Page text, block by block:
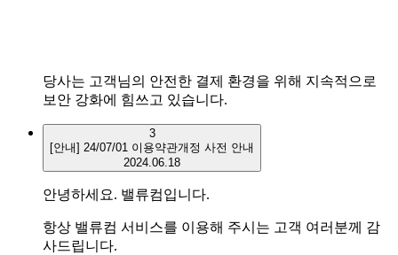
당사는 고객님의 안전한 결제 환경을 위해 지속적으로
보안 강화에 힘쓰고 있습니다.
3
​[안내] 24/07/01 이용약관개정 사전 안내
2024.06.18
안녕하세요. 밸류컴입니다.
항상 밸류컴 서비스를 이용해 주시는 고객 여러분께 감
사드립니다.